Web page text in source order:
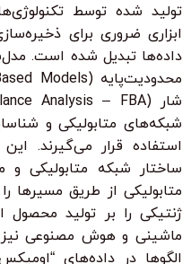
تولید شده توسط
ابزاری ضروری برای
داده‌ها تبدیل شده است.
شبکه‌های متابولیکی و
استفاده قرار می‌گیرند.
ساختار شبکه متابولیکی و
متابولیکی از طریق مسیرها
ژنتیکی را بر تولید محصول
ماشینی و هوش مصنوعی نیز
الگوها در داده‌های